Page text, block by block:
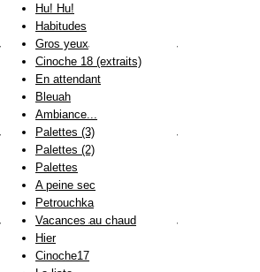
Hu! Hu!
Habitudes
Gros yeux
Cinoche 18 (extraits)
En attendant
Bleuah
Ambiance...
Palettes (3)
Palettes (2)
Palettes
A peine sec
Petrouchka
Vacances au chaud
Hier
Cinoche17